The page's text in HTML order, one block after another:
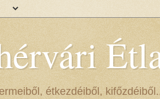
étkezdéiből,